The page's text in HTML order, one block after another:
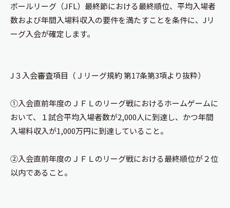
ボールリーグ（JFL）最終節における最終順位、平均入場者
数および年間入場料収入の要件を満たすことを条件に、Jリ
ーグ入会が確定します。
J３入会審査項目（Ｊリーグ規約 第17条第3項より抜粋）
①入会直前年度のＪＦＬのリーグ戦におけるホームゲームに
おいて、１試合平均入場者数が2,000人に到達し、かつ年間
入場料収入が1,000万円に到達していること。
②入会直前年度のＪＦＬのリーグ戦における最終順位が２位
以内であること。